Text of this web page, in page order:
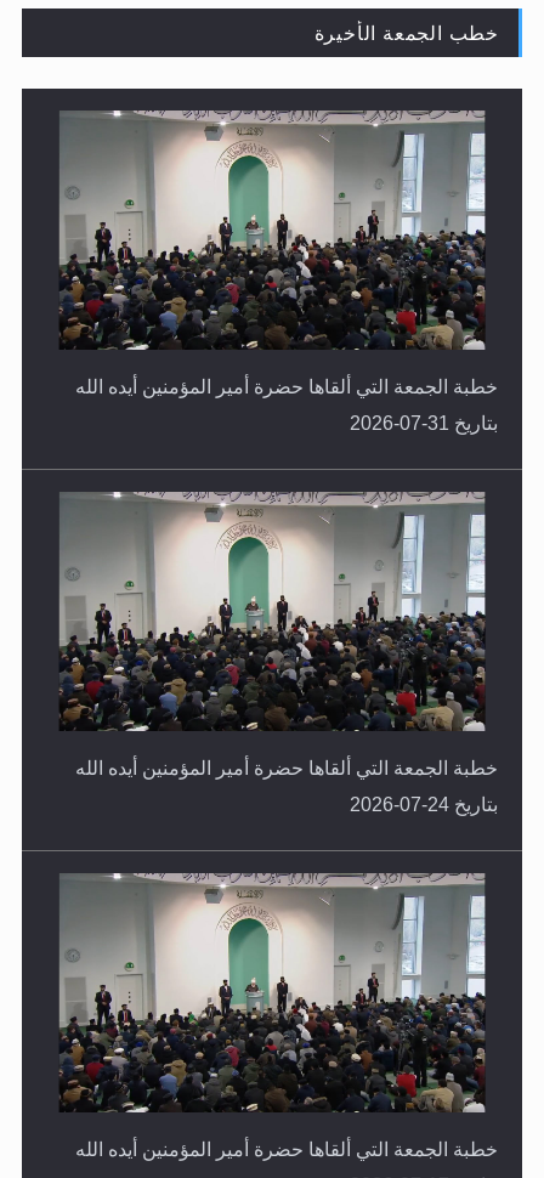
لا ناسخ ولا منسوخ في القرآن الكريم
خطبة الجمعة التي ألقاها حضرة أمير المؤمنين أيده الله
خطبة الجمعة التي ألقاها حضرة أمير المؤمنين أيده الله
خطبة الجمعة التي ألقاها حضرة أمير المؤمنين أيده الله